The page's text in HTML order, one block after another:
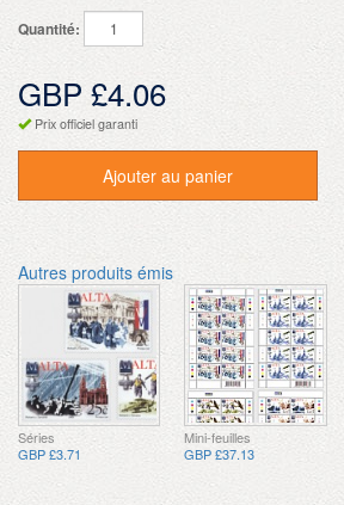
Quantité:
GBP £4.06
Prix officiel garanti
Ajouter au panier
Autres produits émis
Séries
GBP £3.71
Mini-feuilles
GBP £37.13